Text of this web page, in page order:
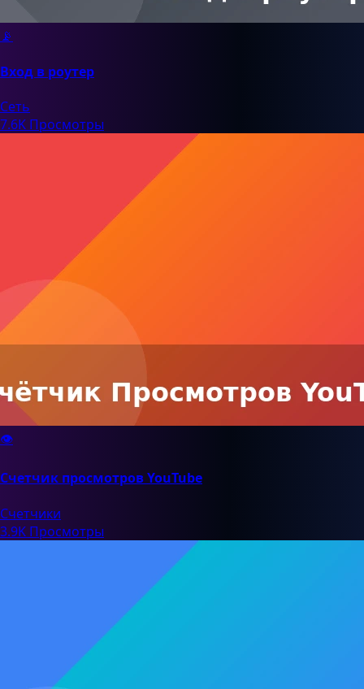
📡
Вход в роутер
Сеть
7.6K Просмотры
👁️
Счетчик просмотров YouTube
Счетчики
3.9K Просмотры